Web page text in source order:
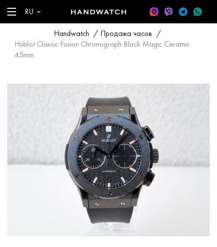
RU
Handwatch / Продажа часов /
Hublot Classic Fusion Chronograph Black Magic Ceramic
45mm